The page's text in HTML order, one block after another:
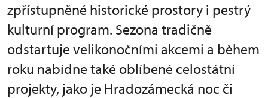
zpřístupněné historické prostory i pestrý
kulturní program. Sezona tradičně
odstartuje velikonočními akcemi a během
roku nabídne také oblíbené celostátní
projekty, jako je Hradozámecká noc či